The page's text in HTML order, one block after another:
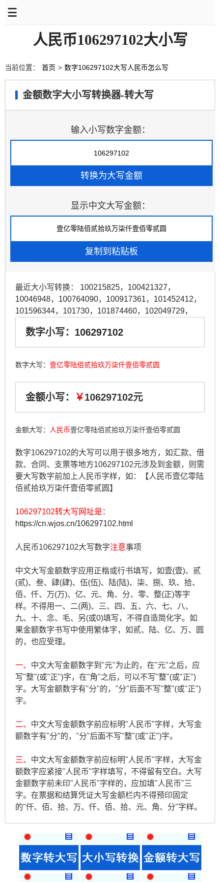
人民币106297102大小写
当前位置： 首页 > 数字106297102大写人民币怎么写
金额数字大小写转换器-转大写
输入小写数字金额：
显示中文大写金额：
最近大小写转换： 100215825， 100421327，
10046948， 100764090， 100917361， 101452412，
101596344， 101730， 101874460， 102049729，
数字小写： 106297102
数字大写： 壹亿零陆佰贰拾玖万柒仟壹佰零贰圆
金额小写： ￥106297102元
金额大写： 人民币壹亿零陆佰贰拾玖万柒仟壹佰零贰圆
数字106297102的大写可以用于很多地方，如汇款、借
款、合同、支票等地方106297102元涉及到金额，则需
要大写数字前加上人民币字样，如：【人民币壹亿零陆
佰贰拾玖万柒仟壹佰零贰圆】
106297102转大写网址是 ：
https://cn.wjos.cn/106297102.html
人民币106297102大写数字注意事项
中文大写金额数字应用正楷或行书填写，如壹(壹)、贰
(贰)、叁、肆(肆)、伍(伍)、陆(陆)、柒、捌、玖、拾、
佰、仟、万(万)、亿、元、角、分、零、整(正)等字
样。不得用一、二(两)、三、四、五、六、七、八、
九、十、念、毛、另(或0)填写，不得自造简化字。如
果金额数字书写中使用繁体字，如贰、陆、亿、万、圆
的，也应受理。
一、 中文大写金额数字到"元"为止的，在"元"之后，应
写"整"(或"正")字，在"角"之后，可以不写"整"(或"正")
字。大写金额数字有"分"的，"分"后面不写"整"(或"正")
字。
二、 中文大写金额数字前应标明"人民币"字样，大写金
额数字有"分"的，"分"后面不写"整"(或"正")字。
三、 中文大写金额数字前应标明"人民币"字样，大写金
额数字应紧接"人民币"字样填写，不得留有空白。大写
金额数字前未印"人民币"字样的，应加填"人民币"三
字。在票据和结算凭证大写金额栏内不得预印固定
的"仟、佰、拾、万、仟、佰、拾、元、角、分"字样。